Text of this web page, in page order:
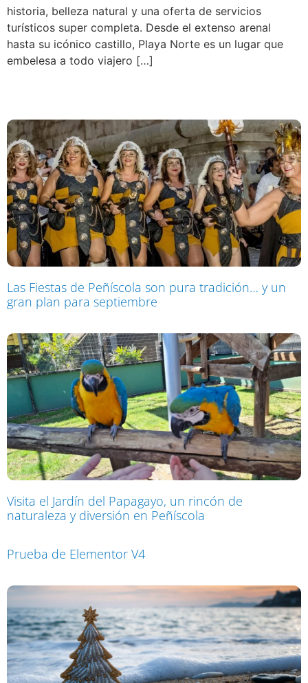
historia, belleza natural y una oferta de servicios
turísticos super completa. Desde el extenso arenal
hasta su icónico castillo, Playa Norte es un lugar que
embelesa a todo viajero […]
Las Fiestas de Peñíscola son pura tradición… y un
gran plan para septiembre
Visita el Jardín del Papagayo, un rincón de
naturaleza y diversión en Peñíscola
Prueba de Elementor V4